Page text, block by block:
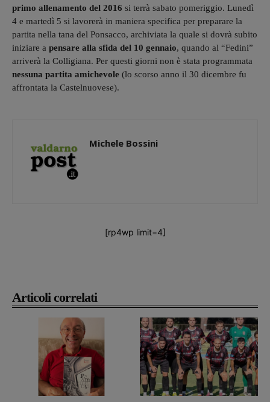
Articoli correlati
primo allenamento del 2016 si terrà sabato pomeriggio. Lunedì
4 e martedì 5 si lavorerà in maniera specifica per preparare la
partita nella tana del Ponsacco, archiviata la quale si dovrà subito
iniziare a pensare alla sfida del 10 gennaio, quando al “Fedini”
arriverà la Colligiana. Per questi giorni non è stata programmata
nessuna partita amichevole (lo scorso anno il 30 dicembre fu
affrontata la Castelnuovese).
Michele Bossini
[rp4wp limit=4]